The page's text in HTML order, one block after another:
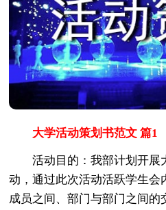
大学活动策划书范文 篇1
活动目的：我部计划开展
动，通过此次活动活跃学生会
成员之间、部门与部门之间的